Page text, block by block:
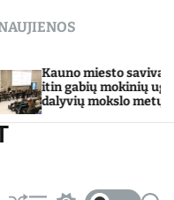
miesto savivaldybė
mokinių ugdymo
mokslo metų baigimo